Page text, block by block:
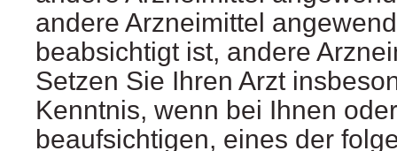
andere Arzneimittel
beabsichtigt ist, andere
Setzen Sie Ihren Arzt
Kenntnis, wenn bei Ihnen
beaufsichtigen, eines der